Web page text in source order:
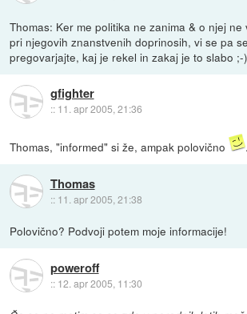
Thomas: Ker me politika ne zanima & o njej ne
pri njegovih znanstvenih doprinosih, vi se pa
pregovarjajte, kaj je rekel in zakaj je to slabo ;-)
gfighter
:: 11. apr 2005, 21:36
Thomas, "informed" si že, ampak polovično .
Thomas
:: 11. apr 2005, 21:38
Polovično? Podvoji potem moje informacije!
poweroff
:: 12. apr 2005, 11:30